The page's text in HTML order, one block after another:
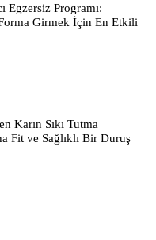
Egzersiz Programı:
Forma Girmek İçin En Etkili
Karın Sıkı Tutma
Fit ve Sağlıklı Bir Duruş